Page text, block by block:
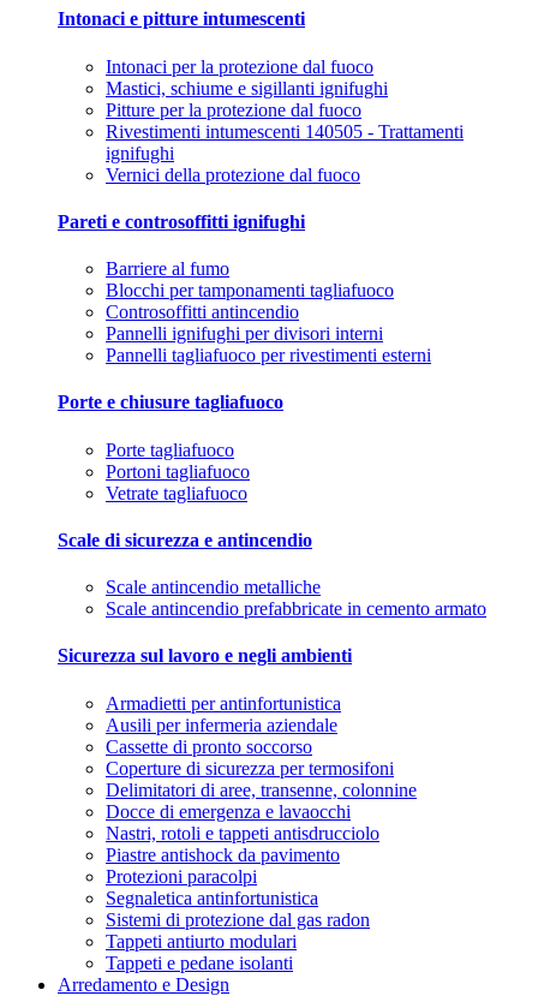
Intonaci e pitture intumescenti
Intonaci per la protezione dal fuoco
Mastici, schiume e sigillanti ignifughi
Pitture per la protezione dal fuoco
Rivestimenti intumescenti 140505 - Trattamenti
ignifughi
Vernici della protezione dal fuoco
Pareti e controsoffitti ignifughi
Barriere al fumo
Blocchi per tamponamenti tagliafuoco
Controsoffitti antincendio
Pannelli ignifughi per divisori interni
Pannelli tagliafuoco per rivestimenti esterni
Porte e chiusure tagliafuoco
Porte tagliafuoco
Portoni tagliafuoco
Vetrate tagliafuoco
Scale di sicurezza e antincendio
Scale antincendio metalliche
Scale antincendio prefabbricate in cemento armato
Sicurezza sul lavoro e negli ambienti
Armadietti per antinfortunistica
Ausili per infermeria aziendale
Cassette di pronto soccorso
Coperture di sicurezza per termosifoni
Delimitatori di aree, transenne, colonnine
Docce di emergenza e lavaocchi
Nastri, rotoli e tappeti antisdrucciolo
Piastre antishock da pavimento
Protezioni paracolpi
Segnaletica antinfortunistica
Sistemi di protezione dal gas radon
Tappeti antiurto modulari
Tappeti e pedane isolanti
Arredamento e Design